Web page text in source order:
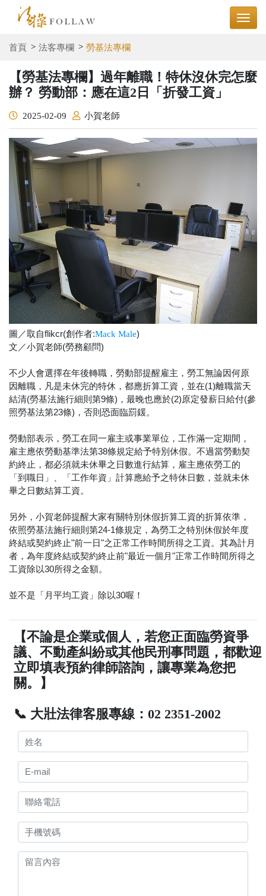
首頁 法客專欄 勞基法專欄
【勞基法專欄】過年離職！特休沒休完怎麼
辦？ 勞動部：應在這2日「折發工資」
2025-02-09 小賀老師
圖／取自flikcr(創作者:Mack Male)
文／小賀老師(勞務顧問)
不少人會選擇在年後轉職，勞動部提醒雇主，勞工無論因何原
因離職，凡是未休完的特休，都應折算工資，並在(1)離職當天
結清(勞基法施行細則第9條)，最晚也應於(2)原定發薪日給付(參
照勞基法第23條)，否則恐面臨罰鍰。
勞動部表示，勞工在同一雇主或事業單位，工作滿一定期間，
雇主應依勞動基準法第38條規定給予特別休假。不過當勞動契
約終止，都必須就未休畢之日數進行結算，雇主應依勞工的
「到職日」、「工作年資」計算應給予之特休日數，並就未休
畢之日數結算工資。
另外，小賀老師提醒大家有關特別休假折算工資的折算依準，
依照勞基法施行細則第24-1條規定，為勞工之特別休假於年度
終結或契約終止"前一日"之正常工作時間所得之工資。其為計月
者，為年度終結或契約終止前"最近一個月"正常工作時間所得之
工資除以30所得之金額。
並不是「月平均工資」除以30喔！
【不論是企業或個人，若您正面臨勞資爭
議、不動產糾紛或其他民刑事問題，都歡迎
立即填表預約律師諮詢，讓專業為您把
關。】
📞 大壯法律客服專線：02 2351-2002